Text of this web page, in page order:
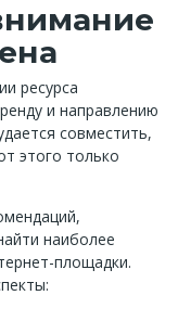
ресурса
и направлению
совместить,
этого только
наиболее
площадки.